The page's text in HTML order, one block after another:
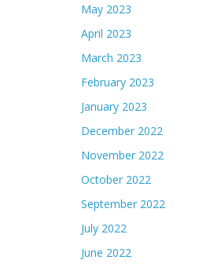
May 2023
April 2023
March 2023
February 2023
January 2023
December 2022
November 2022
October 2022
September 2022
July 2022
June 2022